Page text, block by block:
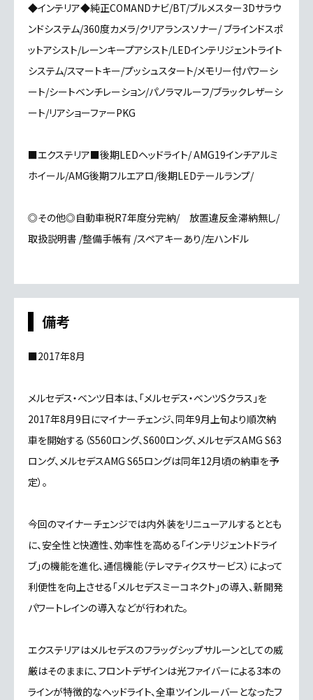
◆インテリア◆純正COMANDナビ/BT/ブルメスター3Dサラウ
ンドシステム/360度カメラ/クリアランスソナー/ ブラインドスポ
ットアシスト/レーンキープアシスト/LEDインテリジェントライト
システム/スマートキー/プッシュスタート/メモリー付パワーシ
ート/シートベンチレーション/パノラマルーフ/ブラックレザーシ
ート/リアショーファーPKG
■エクステリア■後期LEDヘッドライト/ AMG19インチアルミ
ホイール/AMG後期フルエアロ/後期LEDテールランプ/
◎その他◎自動車税R7年度分完納/ 放置違反金滞納無し/
取扱説明書 /整備手帳有 /スペアキーあり/左ハンドル
備考
■2017年8月
メルセデス・ベンツ日本は、「メルセデス・ベンツSクラス」を
2017年8月9日にマイナーチェンジ、同年9月上旬より順次納
車を開始する（S560ロング、S600ロング、メルセデスAMG S63
ロング、メルセデスAMG S65ロングは同年12月頃の納車を予
定）。
今回のマイナーチェンジでは内外装をリニューアルするととも
に、安全性と快適性、効率性を高める「インテリジェントドライ
ブ」の機能を進化、通信機能（テレマティクスサービス）によって
利便性を向上させる「メルセデスミーコネクト」の導入、新開発
パワートレインの導入などが行われた。
エクステリアはメルセデスのフラッグシップサルーンとしての威
厳はそのままに、フロントデザインは光ファイバーによる3本の
ラインが特徴的なヘッドライト、全車ツインルーバーとなったフ